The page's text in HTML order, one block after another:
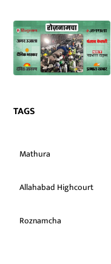
TAGS
Mathura
Allahabad Highcourt
Roznamcha